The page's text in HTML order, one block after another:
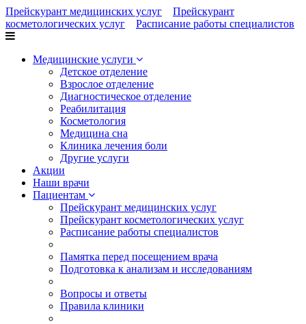
Прейскурант медицинских услуг
Прейскурант
косметологических услуг
Расписание работы специалистов
Медицинские услуги
Детское отделение
Взрослое отделение
Диагностическое отделение
Реабилитация
Косметология
Медицина сна
Клиника лечения боли
Другие услуги
Акции
Наши врачи
Пациентам
Прейскурант медицинских услуг
Прейскурант косметологических услуг
Расписание работы специалистов
Памятка перед посещением врача
Подготовка к анализам и исследованиям
Вопросы и ответы
Правила клиники